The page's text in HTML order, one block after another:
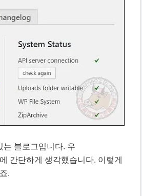
는 블로그입니다. 우
간단하게 생각했습니다. 이렇게
.